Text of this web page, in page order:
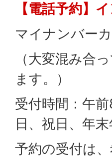
【電話予約】
マイナンバー
（大変混み合
ます。）
受付時間：午
日、祝日、年末
予約の受付は